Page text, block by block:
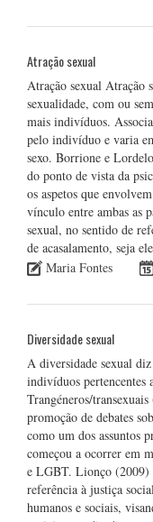
Atração sexual
Atração sexual Atração
sexualidade, com ou
mais indivíduos.
pelo indivíduo e varia
sexo. Borrione e
do ponto de vista da
os aspetos que
vínculo entre ambas as
sexual, no sentido de
de acasalamento, seja
Maria Fontes
Diversidade sexual
A diversidade sexual
indivíduos pertencentes
Trangéneros/
promoção de debates
como um dos assuntos
começou a ocorrer em
e LGBT. Lionço (2009)
referência à justiça
humanos e sociais,